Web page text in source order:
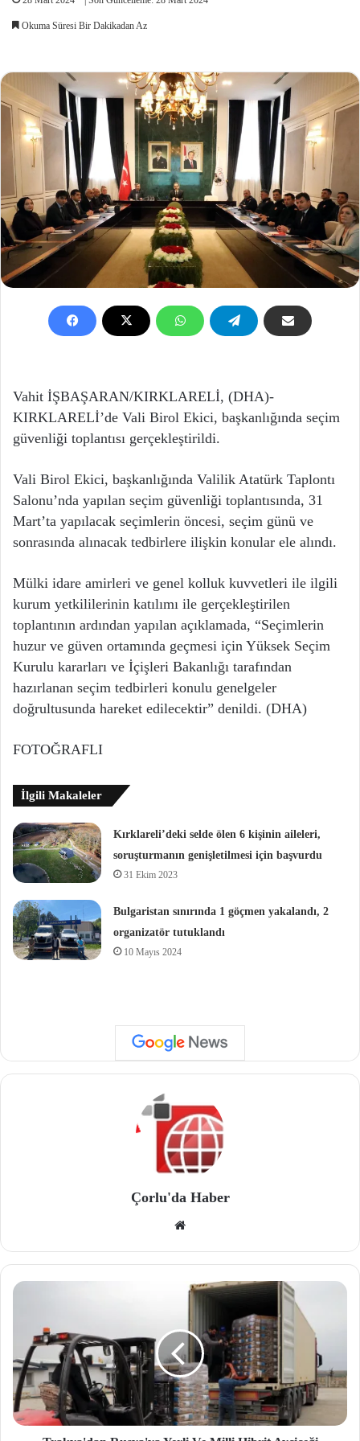
Okuma Süresi Bir Dakikadan Az
Vahit İŞBAŞARAN/KIRKLARELİ, (DHA)-
KIRKLARELİ’de Vali Birol Ekici, başkanlığında seçim
güvenliği toplantısı gerçekleştirildi.
Vali Birol Ekici, başkanlığında Valilik Atatürk Taplontı
Salonu’nda yapılan seçim güvenliği toplantısında, 31
Mart’ta yapılacak seçimlerin öncesi, seçim günü ve
sonrasında alınacak tedbirlere ilişkin konular ele alındı.
Mülki idare amirleri ve genel kolluk kuvvetleri ile ilgili
kurum yetkililerinin katılımı ile gerçekleştirilen
toplantının ardından yapılan açıklamada, “Seçimlerin
huzur ve güven ortamında geçmesi için Yüksek Seçim
Kurulu kararları ve İçişleri Bakanlığı tarafından
hazırlanan seçim tedbirleri konulu genelgeler
doğrultusunda hareket edilecektir” denildi. (DHA)
FOTOĞRAFLI
İlgili Makaleler
Kırklareli’deki selde ölen 6 kişinin aileleri,
soruşturmanın genişletilmesi için başvurdu
31 Ekim 2023
Bulgaristan sınırında 1 göçmen yakalandı, 2
organizatör tutuklandı
10 Mayıs 2024
Çorlu'da Haber
site
si